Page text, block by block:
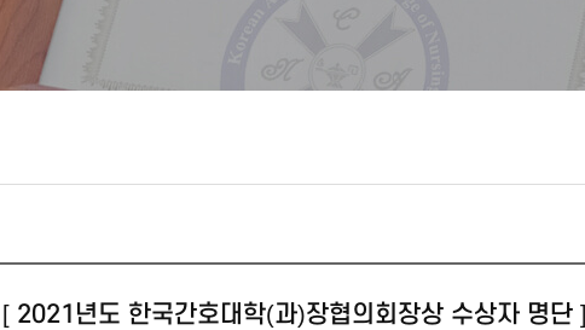
[ 2021년도 한국간호대학(과)장협의회장상 수상자 명단 ]